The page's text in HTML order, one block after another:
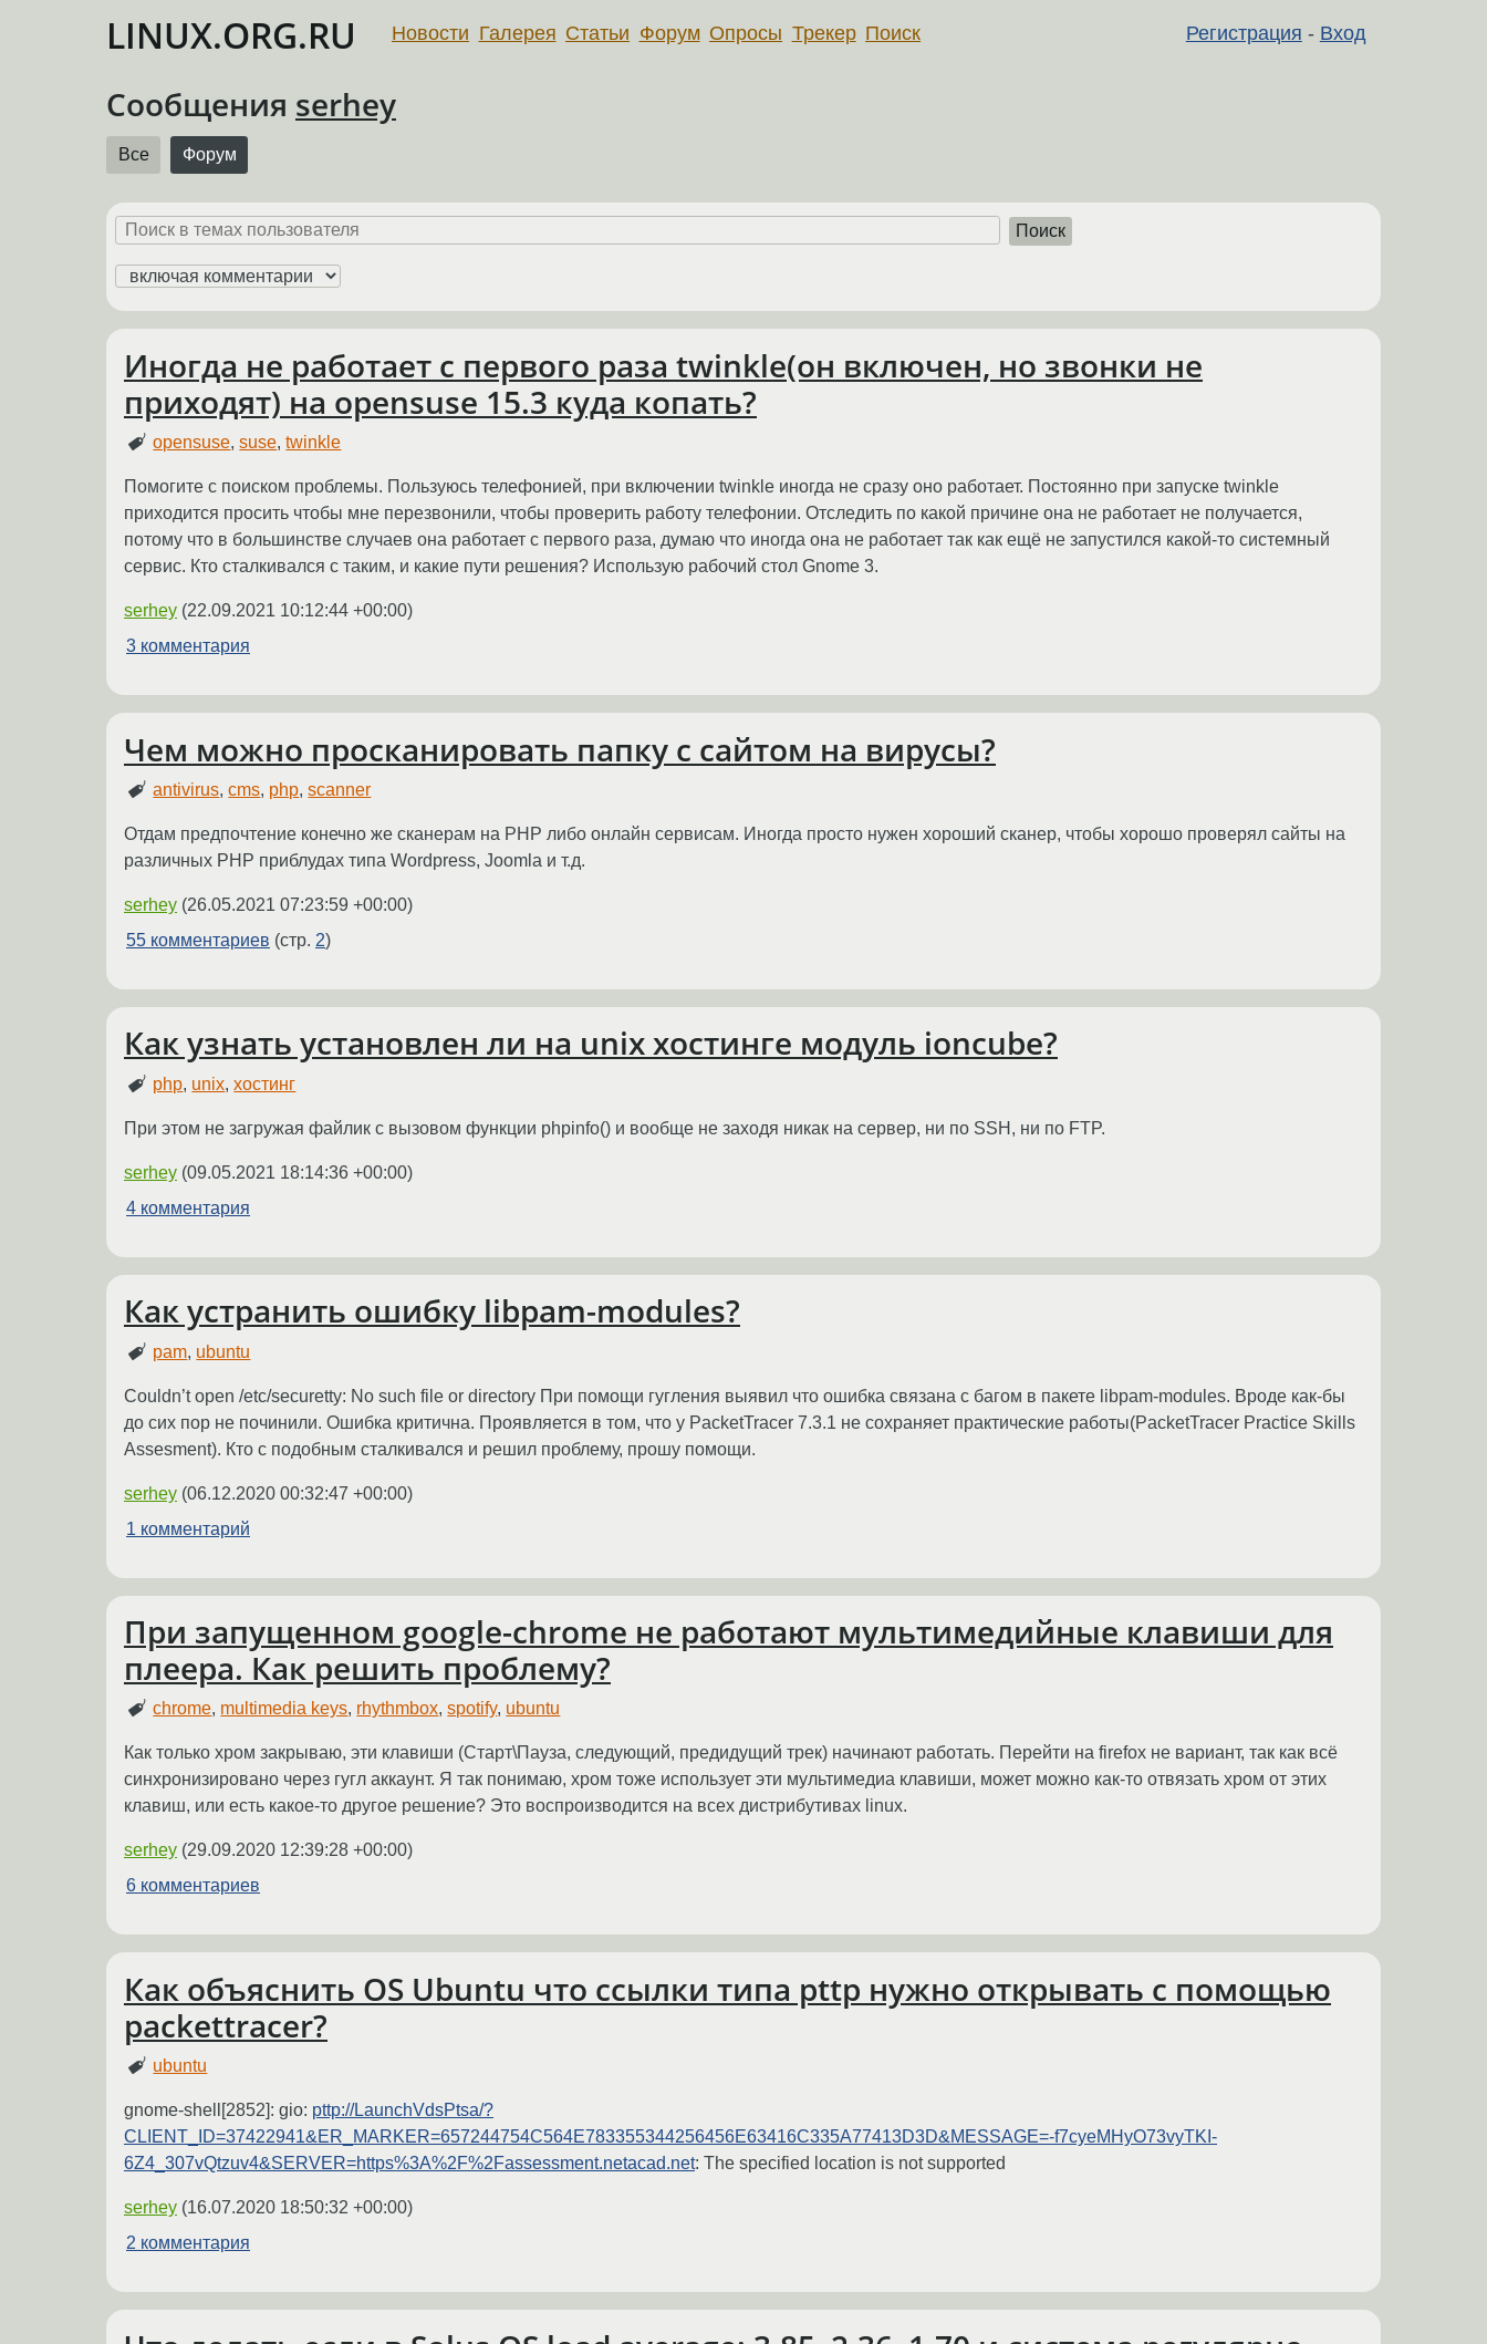
LINUX.ORG.RU Регистрация - Вход
Новости Галерея Статьи Форум Опросы Трекер Поиск
Сообщения serhey
Все Форум
Поиск
Иногда не работает с первого раза twinkle(он включен, но звонки не
приходят) на opensuse 15.3 куда копать?
opensuse,suse,twinkle
Помогите с поиском проблемы. Пользуюсь телефонией, при включении twinkle иногда не сразу оно работает. Постоянно при запуске twinkle
приходится просить чтобы мне перезвонили, чтобы проверить работу телефонии. Отследить по какой причине она не работает не получается,
потому что в большинстве случаев она работает с первого раза, думаю что иногда она не работает так как ещё не запустился какой-то системный
сервис. Кто сталкивался с таким, и какие пути решения? Использую рабочий стол Gnome 3.
serhey (22.09.2021 10:12:44 +00:00)
3 комментария
Чем можно просканировать папку с сайтом на вирусы?
antivirus,cms, php,scanner
Отдам предпочтение конечно же сканерам на PHP либо онлайн сервисам. Иногда просто нужен хороший сканер, чтобы хорошо проверял сайты на
различных PHP приблудах типа Wordpress, Joomla и т.д.
serhey (26.05.2021 07:23:59 +00:00)
55 комментариев (стр. 2)
Как узнать установлен ли на unix хостинге модуль ioncube?
php, unix,хостинг
При этом не загружая файлик с вызовом функции phpinfo() и вообще не заходя никак на сервер, ни по SSH, ни по FTP.
serhey (09.05.2021 18:14:36 +00:00)
4 комментария
Как устранить ошибку libpam-modules?
pam, ubuntu
Couldn’t open /etc/securetty: No such file or directory При помощи гугления выявил что ошибка связана с багом в пакете libpam-modules. Вроде как-бы
до сих пор не починили. Ошибка критична. Проявляется в том, что у PacketTracer 7.3.1 не сохраняет практические работы(PacketTracer Practice Skills
Assesment). Кто с подобным сталкивался и решил проблему, прошу помощи.
serhey (06.12.2020 00:32:47 +00:00)
1 комментарий
При запущенном google-chrome не работают мультимедийные клавиши для
плеера. Как решить проблему?
chrome, multimedia keys, rhythmbox,spotify, ubuntu
Как только хром закрываю, эти клавиши (Старт\Пауза, следующий, предидущий трек) начинают работать. Перейти на firefox не вариант, так как всё
синхронизировано через гугл аккаунт. Я так понимаю, хром тоже использует эти мультимедиа клавиши, может можно как-то отвязать хром от этих
клавиш, или есть какое-то другое решение? Это воспроизводится на всех дистрибутивах linux.
serhey (29.09.2020 12:39:28 +00:00)
6 комментариев
Как объяснить OS Ubuntu что ссылки типа pttp нужно открывать с помощью
packettracer?
ubuntu
gnome-shell[2852]: gio: pttp://LaunchVdsPtsa/?
CLIENT_ID=37422941&ER_MARKER=657244754C564E783355344256456E63416C335A77413D3D&MESSAGE=-f7cyeMHyO73vyTKI-
6Z4_307vQtzuv4&SERVER=https%3A%2F%2Fassessment.netacad.net: The specified location is not supported
serhey (16.07.2020 18:50:32 +00:00)
2 комментария